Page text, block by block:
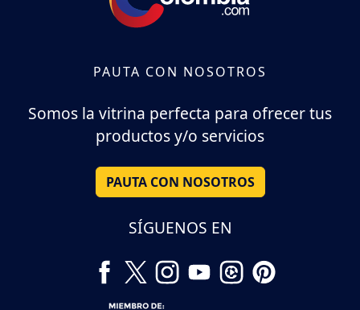
PAUTA CON NOSOTROS
Somos la vitrina perfecta para ofrecer tus
productos y/o servicios
PAUTA CON NOSOTROS
SÍGUENOS EN